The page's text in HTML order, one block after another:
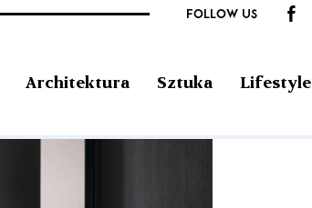
FOLLOW US
Architektura Sztuka Lifestyle